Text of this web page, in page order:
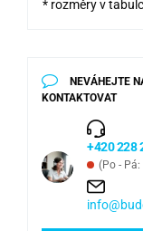
* rozměry v
NEVÁHEJTE
KONTAKTOVAT
+420 228
(Po -